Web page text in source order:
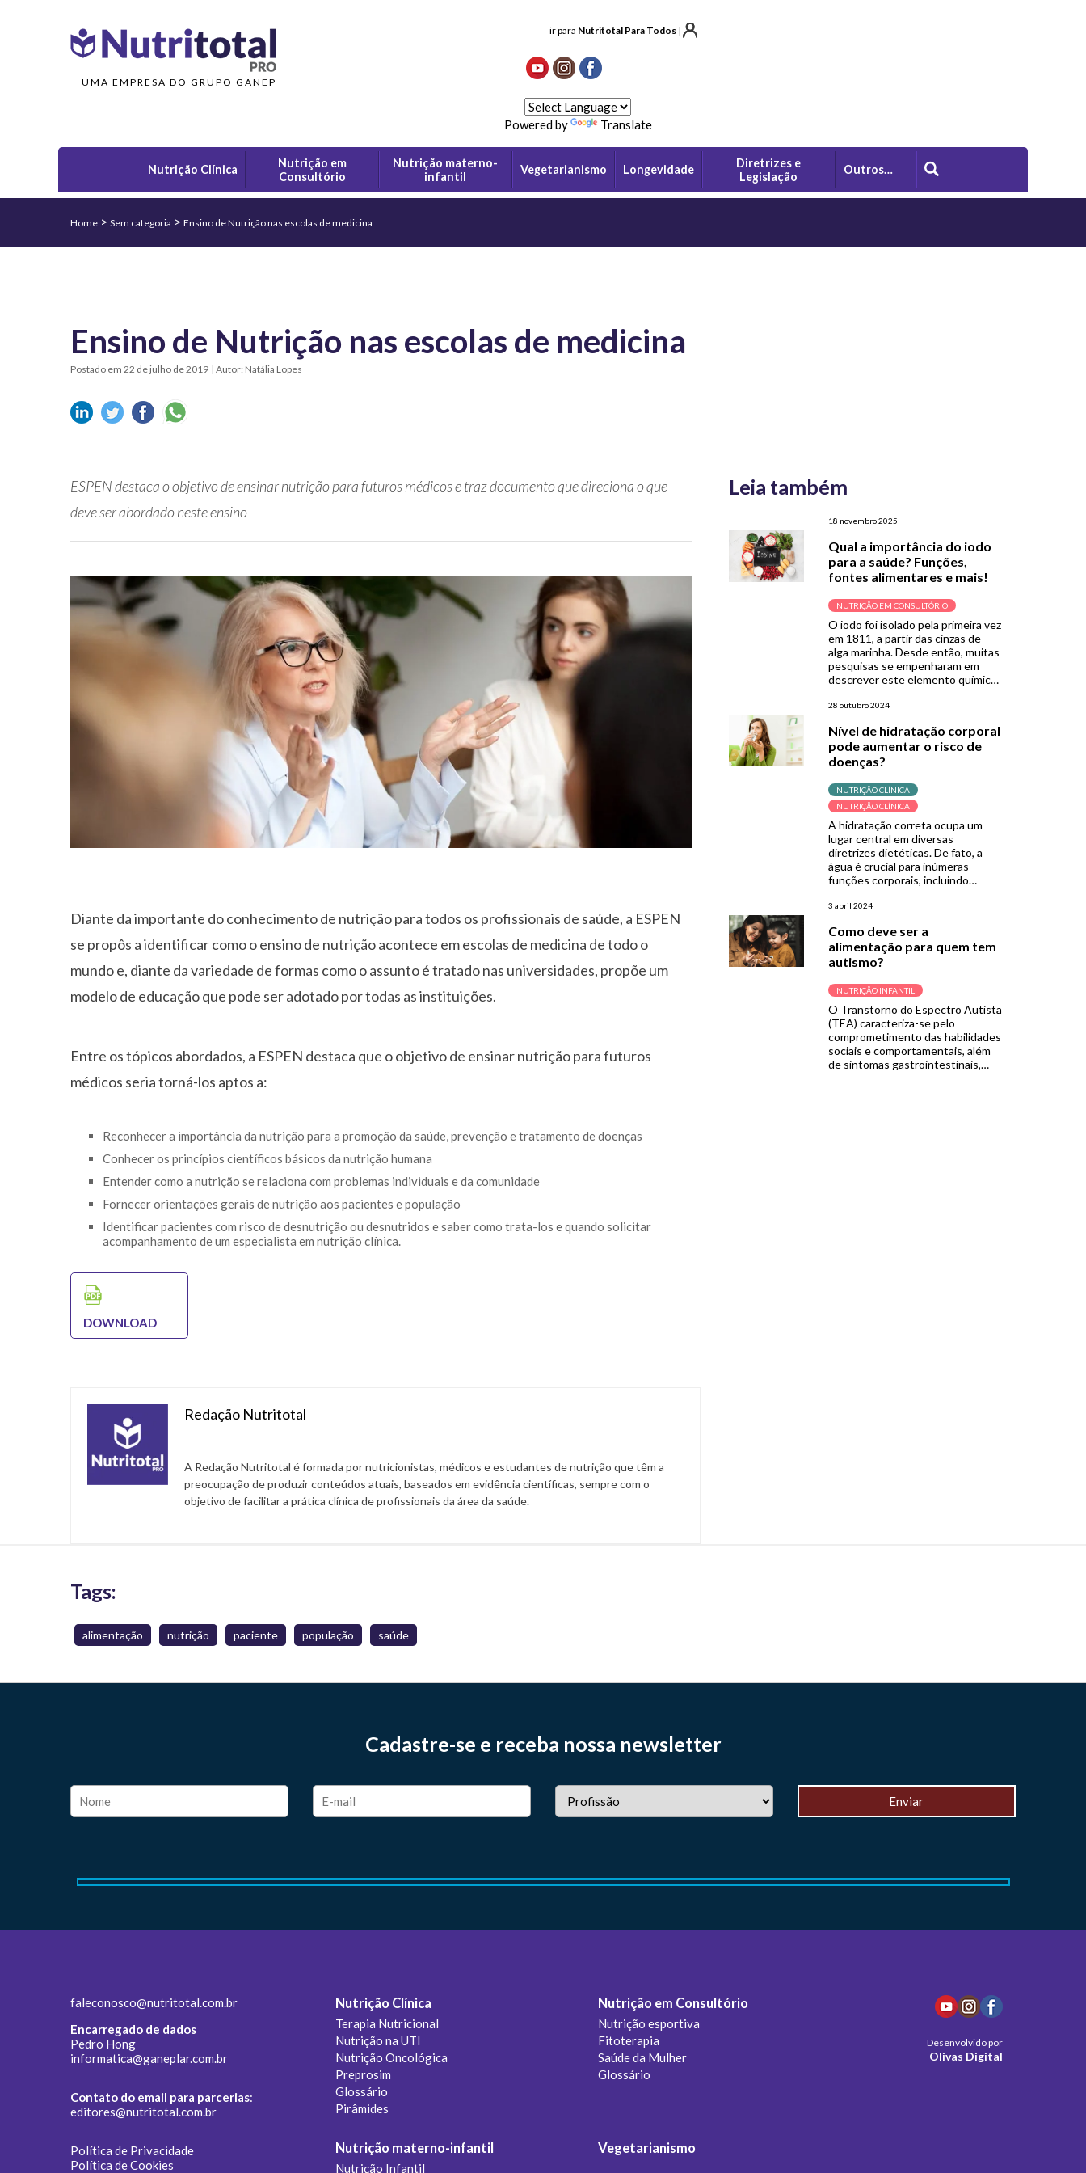
UMA EMPRESA DO GRUPO GANEP
Powered by Translate
ir para Nutritotal Para Todos |
Nutrição Clínica
Nutrição em
Consultório
Nutrição materno-
infantil
Vegetarianismo Longevidade
Diretrizes e
Legislação
Outros…
Home > Sem categoria > Ensino de Nutrição nas escolas de medicina
Ensino de Nutrição nas escolas de medicina
Postado em 22 de julho de 2019 | Autor: Natália Lopes
ESPEN destaca o objetivo de ensinar nutrição para futuros médicos e traz documento que direciona o que
deve ser abordado neste ensino
Diante da importante do conhecimento de nutrição para todos os profissionais de saúde, a ESPEN
se propôs a identificar como o ensino de nutrição acontece em escolas de medicina de todo o
mundo e, diante da variedade de formas como o assunto é tratado nas universidades, propõe um
modelo de educação que pode ser adotado por todas as instituições.
Entre os tópicos abordados, a ESPEN destaca que o objetivo de ensinar nutrição para futuros
médicos seria torná-los aptos a:
Reconhecer a importância da nutrição para a promoção da saúde, prevenção e tratamento de doenças
Conhecer os princípios científicos básicos da nutrição humana
Entender como a nutrição se relaciona com problemas individuais e da comunidade
Fornecer orientações gerais de nutrição aos pacientes e população
Identificar pacientes com risco de desnutrição ou desnutridos e saber como trata-los e quando solicitar
acompanhamento de um especialista em nutrição clínica.
DOWNLOAD
Leia também
18 novembro 2025
Qual a importância do iodo
para a saúde? Funções,
fontes alimentares e mais!
NUTRIÇÃO EM CONSULTÓRIO
O iodo foi isolado pela primeira vez
em 1811, a partir das cinzas de
alga marinha. Desde então, muitas
pesquisas se empenharam em
descrever este elemento químico,
para a saúde humana. O iodo é um
presente em alguns alimentos, e
adicionado ao sal de cozinha. A
seguir, você […]
28 outubro 2024
Nível de hidratação corporal
pode aumentar o risco de
doenças?
NUTRIÇÃO CLÍNICA
NUTRIÇÃO CLÍNICA
A hidratação correta ocupa um
lugar central em diversas
diretrizes dietéticas. De fato, a
água é crucial para inúmeras
funções corporais, incluindo
e metabolismo. Dentre os
reguladores da homeostase de
fluidos e eletrólitos, estão a sede
e a liberação de vasopressina
das pessoas não […]
3 abril 2024
Como deve ser a
alimentação para quem tem
autismo?
NUTRIÇÃO INFANTIL
O Transtorno do Espectro Autista
(TEA) caracteriza-se pelo
comprometimento das habilidades
sociais e comportamentais, além
de sintomas gastrointestinais,
Redação Nutritotal
A Redação Nutritotal é formada por nutricionistas, médicos e estudantes de nutrição que têm a
preocupação de produzir conteúdos atuais, baseados em evidência científicas, sempre com o
objetivo de facilitar a prática clínica de profissionais da área da saúde.
Tags:
alimentação nutrição paciente população saúde
Cadastre-se e receba nossa newsletter
faleconosco@nutritotal.com.br
Encarregado de dados
Pedro Hong
informatica@ganeplar.com.br
Contato do email para parcerias:
editores@nutritotal.com.br
Política de Privacidade
Política de Cookies
Nutrição Clínica
Terapia Nutricional
Nutrição na UTI
Nutrição Oncológica
Preprosim
Glossário
Pirâmides
Nutrição em Consultório
Nutrição esportiva
Fitoterapia
Saúde da Mulher
Glossário
Nutrição materno-infantil
Nutrição Infantil
Vegetarianismo
Desenvolvido por
Olivas Digital